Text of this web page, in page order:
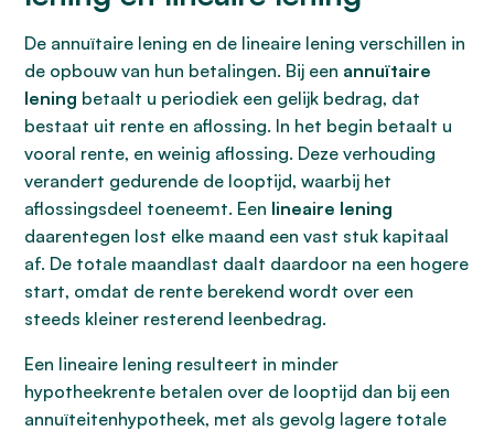
De annuïtaire lening en de lineaire lening verschillen in
de opbouw van hun betalingen. Bij een annuïtaire
lening betaalt u periodiek een gelijk bedrag, dat
bestaat uit rente en aflossing. In het begin betaalt u
vooral rente, en weinig aflossing. Deze verhouding
verandert gedurende de looptijd, waarbij het
aflossingsdeel toeneemt. Een lineaire lening
daarentegen lost elke maand een vast stuk kapitaal
af. De totale maandlast daalt daardoor na een hogere
start, omdat de rente berekend wordt over een
steeds kleiner resterend leenbedrag.
Een lineaire lening resulteert in minder
hypotheekrente betalen over de looptijd dan bij een
annuïteitenhypotheek, met als gevolg lagere totale